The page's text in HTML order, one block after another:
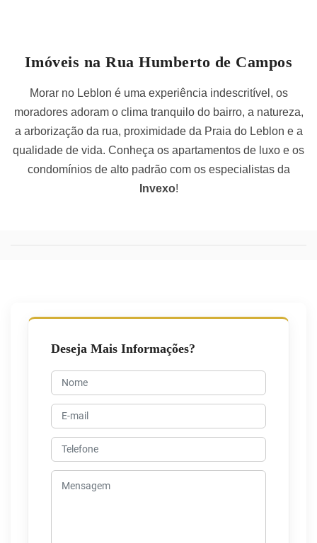
Imóveis na Rua Humberto de Campos
Morar no Leblon é uma experiência indescritível, os
moradores adoram o clima tranquilo do bairro, a natureza,
a arborização da rua, proximidade da Praia do Leblon e a
qualidade de vida. Conheça os apartamentos de luxo e os
condomínios de alto padrão com os especialistas da
Invexo!
Deseja Mais Informações?